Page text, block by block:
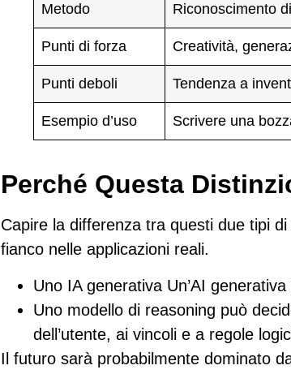
Metodo Riconoscimento
Punti di forza Creatività,
Punti deboli Tendenza a
Esempio d’uso Scrivere una
Perché Questa
Capire la differenza tra questi due tipi
fianco nelle applicazioni reali.
Uno IA generativa Un’AI
Uno modello di reasoning può
dell’utente, ai vincoli e a regole
Il futuro sarà probabilmentedominato